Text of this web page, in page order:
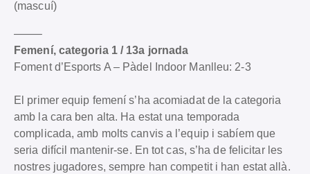
(mascuí)
——–
Femení, categoria 1 / 13a jornada
Foment d’Esports A – Pàdel Indoor Manlleu: 2-3
El primer equip femení s’ha acomiadat de la categoria
amb la cara ben alta. Ha estat una temporada
complicada, amb molts canvis a l’equip i sabíem que
seria difícil mantenir-se. En tot cas, s’ha de felicitar les
nostres jugadores, sempre han competit i han estat allà.